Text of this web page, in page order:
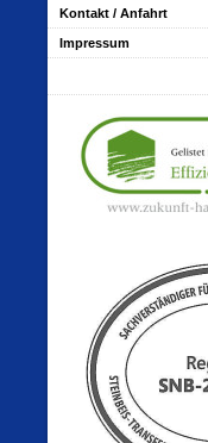
Kontakt / Anfahrt
Impressum